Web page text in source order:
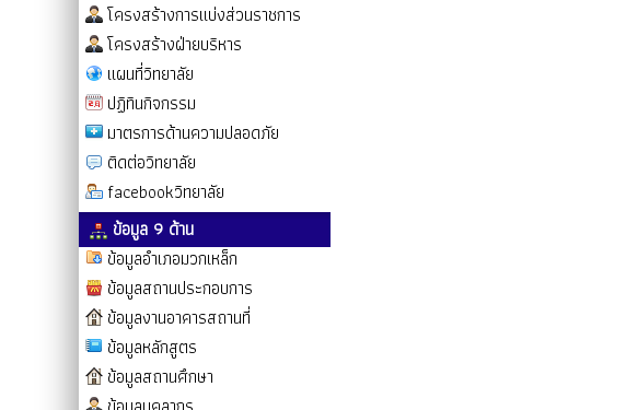
โครงสร้างการแบ่งส่วนราชการ
โครงสร้างฝ่ายบริหาร
แผนที่วิทยาลัย
ปฏิทินกิจกรรม
มาตรการด้านความปลอดภัย
ติดต่อวิทยาลัย
facebookวิทยาลัย
ข้อมูล 9 ด้าน
ข้อมูลอำเภอมวกเหล็ก
ข้อมูลสถานประกอบการ
ข้อมูลงานอาคารสถานที่
ข้อมูลหลักสูตร
ข้อมูลสถานศึกษา